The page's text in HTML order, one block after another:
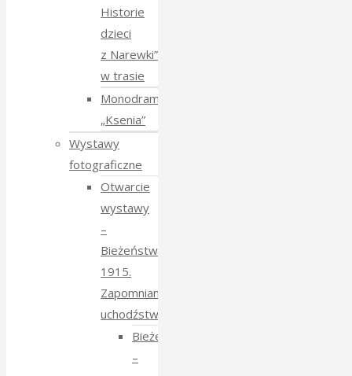
Historie
dzieci
z Narewki”
w trasie
Monodram
„Ksenia”
Wystawy
fotograficzne
Otwarcie
wystawy
–
Bieżeństwo
1915.
Zapomniane
uchodźstwo
Bieżeństwo
–